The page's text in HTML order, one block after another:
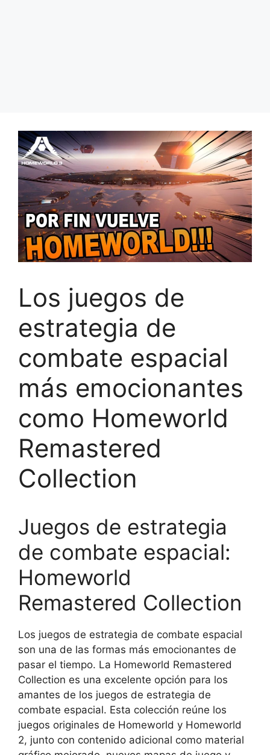
Los juegos de
estrategia de
combate espacial
más emocionantes
como Homeworld
Remastered
Collection
Juegos de estrategia
de combate espacial:
Homeworld
Remastered Collection
Los juegos de estrategia de combate espacial
son una de las formas más emocionantes de
pasar el tiempo. La Homeworld Remastered
Collection es una excelente opción para los
amantes de los juegos de estrategia de
combate espacial. Esta colección reúne los
juegos originales de Homeworld y Homeworld
2, junto con contenido adicional como material